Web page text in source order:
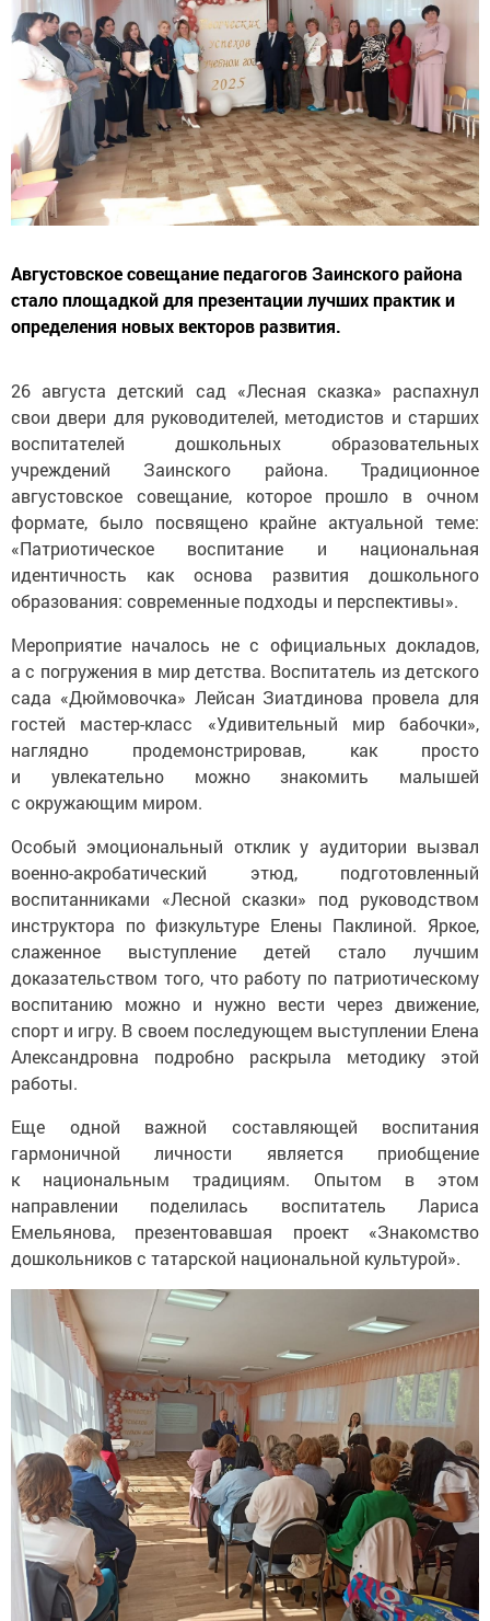
Августовское совещание педагогов Заинского района
стало площадкой для презентации лучших практик и
определения новых векторов развития.
26 августа детский сад «Лесная сказка» распахнул
свои двери для руководителей, методистов и старших
воспитателей дошкольных образовательных
учреждений Заинского района. Традиционное
августовское совещание, которое прошло в очном
формате, было посвящено крайне актуальной теме:
«Патриотическое воспитание и национальная
идентичность как основа развития дошкольного
образования: современные подходы и перспективы».
Мероприятие началось не с официальных докладов,
а с погружения в мир детства. Воспитатель из детского
сада «Дюймовочка» Лейсан Зиатдинова провела для
гостей мастер-класс «Удивительный мир бабочки»,
наглядно продемонстрировав, как просто
и увлекательно можно знакомить малышей
с окружающим миром.
Особый эмоциональный отклик у аудитории вызвал
военно-акробатический этюд, подготовленный
воспитанниками «Лесной сказки» под руководством
инструктора по физкультуре Елены Паклиной. Яркое,
слаженное выступление детей стало лучшим
доказательством того, что работу по патриотическому
воспитанию можно и нужно вести через движение,
спорт и игру. В своем последующем выступлении Елена
Александровна подробно раскрыла методику этой
работы.
Еще одной важной составляющей воспитания
гармоничной личности является приобщение
к национальным традициям. Опытом в этом
направлении поделилась воспитатель Лариса
Емельянова, презентовавшая проект «Знакомство
дошкольников с татарской национальной культурой».